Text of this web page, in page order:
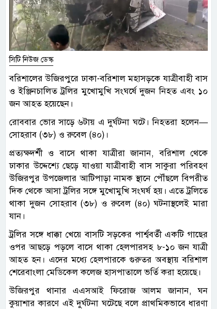
সিটি নিউজ ডেস্ক
বরিশালের উজিরপুরে ঢাকা-বরিশাল মহাসড়কে যাত্রীবাহী বাস
ও ইঞ্জিনচালিত ট্রলির মুখোমুখি সংঘর্ষে দুজন নিহত এবং ১০
জন আহত হয়েছেন।
রোববার ভোর সাড়ে ৬টায় এ দুর্ঘটনা ঘটে। নিহতরা হলেন—
সোহরাব (৩৮) ও রুবেল (৪০)।
প্রত্যক্ষদর্শী ও বাসে থাকা যাত্রীরা জানান, বরিশাল থেকে
ঢাকার উদ্দেশ্যে ছেড়ে যাওয়া যাত্রীবাহী বাস সাকুরা পরিবহণ
উজিরপুর উপজেলার আটিপাড়া নামক স্থানে পৌঁছলে বিপরীত
দিক থেকে আসা ট্রলির সঙ্গে মুখোমুখি সংঘর্ষ হয়। এতে ট্রলিতে
থাকা দুজন সোহরাব (৩৮) ও রুবেল (৪০) ঘটনাস্থলেই মারা
যান।
ট্রলির সঙ্গে ধাক্কা খেয়ে বাসটি সড়কের পার্শ্ববর্তী একটি গাছের
ওপর আছড়ে পড়লে বাসে থাকা হেলপারসহ ৮-১০ জন যাত্রী
আহত হন। এদের মধ্যে হেলপারকে গুরুতর অবস্থায় বরিশাল
শেরেবাংলা মেডিকেল কলেজ হাসপাতালে ভর্তি করা হয়েছে।
উজিরপুর থানার এএসআই ফিরোজ আলম জানান, ঘন
কুয়াশার কারণে এই দুর্ঘটনা ঘটেছে বলে প্রাথমিকভাবে ধারণা